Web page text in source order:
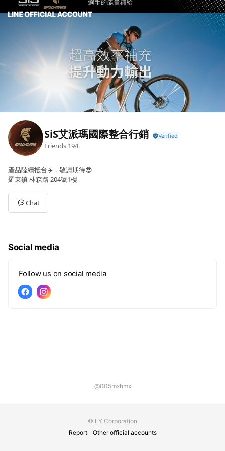
SiS艾派瑪國際整合行銷
Friends 194
產品陸續抵台✈️，敬請期待😎
羅東鎮 林森路 204號1樓
Chat
Social media
Follow us on social media
@005mxhmx
© LY Corporation
Report
Other official accounts